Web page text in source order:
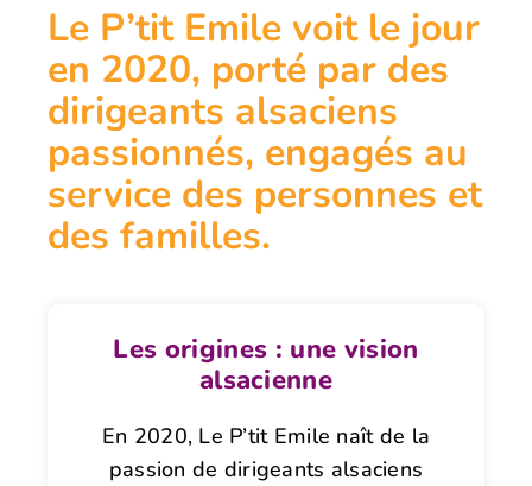
Le P’tit Emile voit le jour
en 2020, porté par des
dirigeants alsaciens
passionnés, engagés au
service des personnes et
des familles.
Les origines : une vision
alsacienne
En 2020, Le P’tit Emile naît de la
passion de dirigeants alsaciens